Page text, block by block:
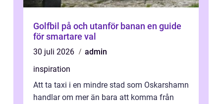
Golfbil på och utanför banan en guide
för smartare val
30 juli 2026
admin
inspiration
Att ta taxi i en mindre stad som Oskarshamn
handlar om mer än bara att komma från